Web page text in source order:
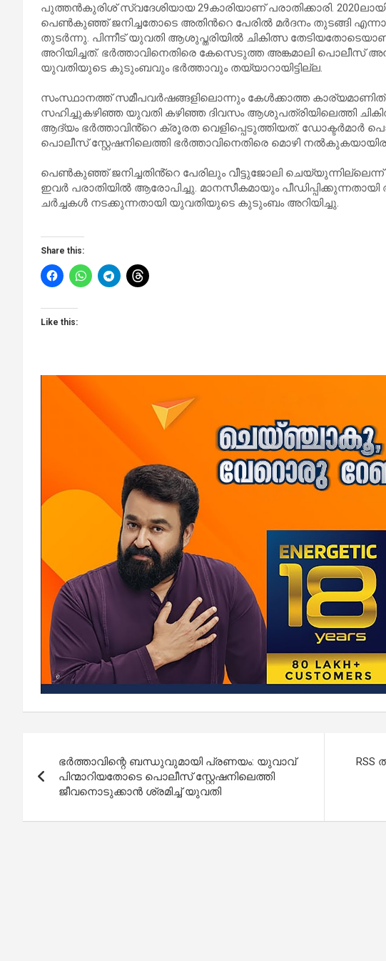
പുത്തൻകുരിശ് സ്വദേശിയായ 29കാരിയാണ് പരാതിക്കാരി.
പെൺകുഞ്ഞ് ജനിച്ചതോടെ അതിന്‍റെ പേരിൽ മർദനം തുടങ്ങി
തുടർന്നു. പിന്നീട് യുവതി ആശുപ്തരിയിൽ ചികിത്സ
അറിയിച്ചത്. ഭർത്താവിനെതിരെ കേസെടുത്ത അങ്കമാലി
യുവതിയുടെ കുടുംബവും ഭർത്താവും തയ്യാറായിട്ടില്ല.
സംസ്ഥാനത്ത് സമീപവർഷങ്ങളിലൊന്നും കേൾക്കാത്ത
സഹിച്ചുകഴിഞ്ഞ യുവതി കഴിഞ്ഞ ദിവസം ആശുപത്രിയിലെത്തി
ആദ്യം ഭർത്താവിൻ്റെ ക്രൂരത വെളിപ്പെടുത്തിയത്. ഡോക്ടർമാർ
പൊലീസ് സ്റ്റേഷനിലെത്തി ഭർത്താവിനെതിരെ മൊഴി
പെൺകുഞ്ഞ് ജനിച്ചതിൻ്റെ പേരിലും വീട്ടുജോലി
ഇവർ പരാതിയിൽ ആരോപിച്ചു. മാനസീകമായും
ചർച്ചകൾ നടക്കുന്നതായി യുവതിയുടെ കുടുംബം അറിയിച്ചു.
Share this:
Like this:
navigation
ഭർത്താവിന്റെ ബന്ധുവുമായി പ്രണയം: യുവാവ്
പിന്മാറിയതോടെ പൊലീസ് സ്റ്റേഷനിലെത്തി
ജീവനൊടുക്കാൻ ശ്രമിച്ച് യുവതി
RSS